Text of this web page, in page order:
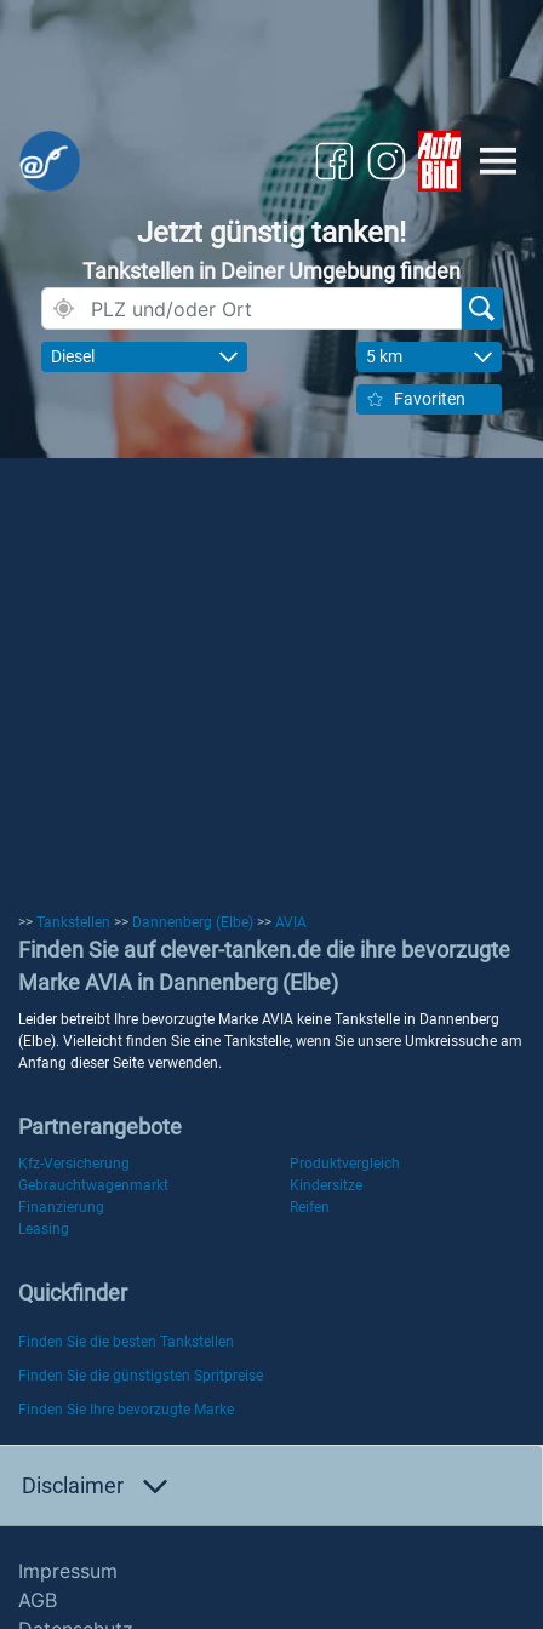
Jetzt günstig tanken!
Tankstellen in Deiner Umgebung finden
Diesel 5 km
Favoriten
>> Tankstellen >> Dannenberg (Elbe) >> AVIA
Finden Sie auf clever-tanken.de die ihre bevorzugte
Marke AVIA in Dannenberg (Elbe)
Leider betreibt Ihre bevorzugte Marke AVIA keine Tankstelle in Dannenberg
(Elbe). Vielleicht finden Sie eine Tankstelle, wenn Sie unsere Umkreissuche am
Anfang dieser Seite verwenden.
Partnerangebote
Kfz-Versicherung
Produktvergleich
Gebrauchtwagenmarkt
Kindersitze
Finanzierung
Reifen
Leasing
Quickfinder
Finden Sie die besten Tankstellen
Finden Sie die günstigsten Spritpreise
Finden Sie Ihre bevorzugte Marke
Disclaimer
Impressum
AGB